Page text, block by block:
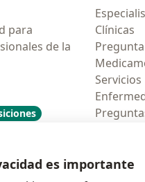
para
de la
Clínicas
Servicios
es importante